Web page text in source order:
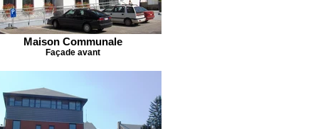
Maison Communale
Façade avant